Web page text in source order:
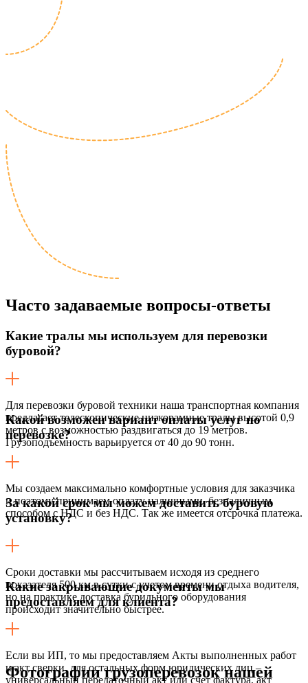
Часто задаваемые вопросы-ответы
Какие тралы мы используем для перевозки
буровой?
Для перевозки буровой техники наша транспортная компания
предлагает телескопические низкорамные тралы высотой 0,9
метров с возможностью раздвигаться до 19 метров.
Грузоподъемность варьируется от 40 до 90 тонн.
Какой возможен вариант оплаты услуг по
перевозке?
Мы создаем максимально комфортные условия для заказчика
и поэтому принимаем оплату наличными, безналичным
способом с НДС и без НДС. Так же имеется отсрочка платежа.
За какой срок мы можем доставить буровую
установку?
Сроки доставки мы рассчитываем исходя из среднего
показателя 500 км в сутки с учетом времени отдыха водителя,
но на практике доставка бурильного оборудования
происходит значительно быстрее.
Какие закрывающие документы мы
предоставляем для клиента?
Если вы ИП, то мы предоставляем Акты выполненных работ
и акт сверки, для остальных форм юридических лиц –
универсальный передаточный акт или счет фактура, акт
Фотографии грузоперевозок нашей